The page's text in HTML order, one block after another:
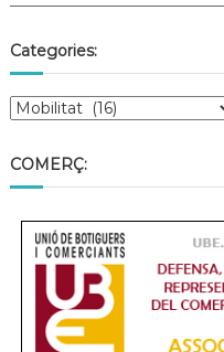
Categories:
COMERÇ: